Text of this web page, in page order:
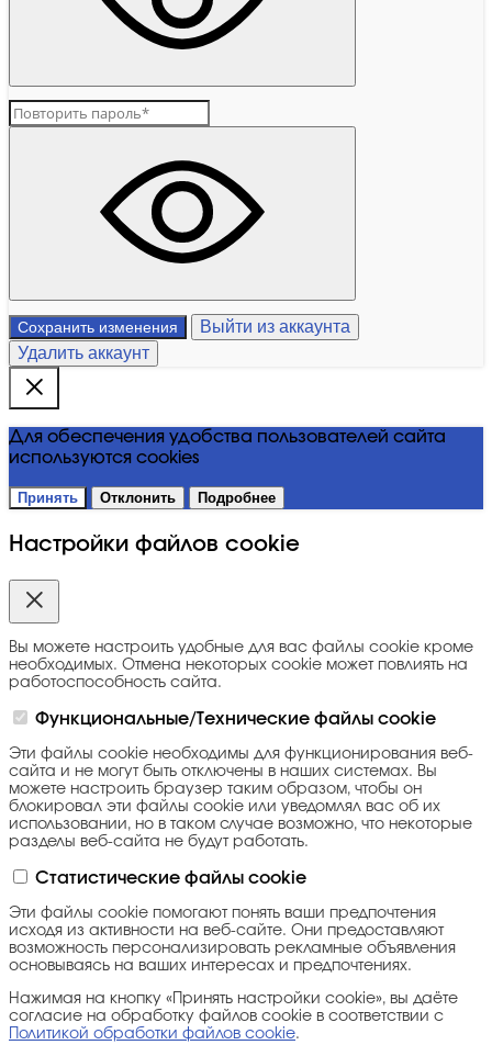
Сохранить изменения
Выйти из аккаунта
Удалить аккаунт
Для обеспечения удобства пользователей сайта
используются cookies
Принять Отклонить Подробнее
Настройки файлов cookie
Вы можете настроить удобные для вас файлы cookie кроме
необходимых. Отмена некоторых cookie может повлиять на
работоспособность сайта.
Функциональные/Технические файлы cookie
Эти файлы cookie необходимы для функционирования веб-
сайта и не могут быть отключены в наших системах. Вы
можете настроить браузер таким образом, чтобы он
блокировал эти файлы cookie или уведомлял вас об их
использовании, но в таком случае возможно, что некоторые
разделы веб-сайта не будут работать.
Статистические файлы cookie
Эти файлы cookie помогают понять ваши предпочтения
исходя из активности на веб-сайте. Они предоставляют
возможность персонализировать рекламные объявления
основываясь на ваших интересах и предпочтениях.
Нажимая на кнопку «Принять настройки cookie», вы даёте
согласие на обработку файлов cookie в соответствии с
Политикой обработки файлов cookie.